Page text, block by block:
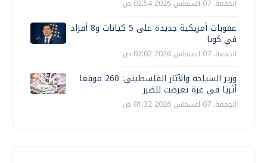
الجمعة، 07 اغسطس 2026 02:54 ص
عقوبات أمريكية جديدة على 5 كيانات و8 أفراد
في كوبا
الجمعة، 07 اغسطس 2026 02:02 ص
وزير السياحة والآثار الفلسطيني: 260 موقعا
أثريا في غزة تعرضت للضرر
الجمعة، 07 اغسطس 2026 01:32 ص